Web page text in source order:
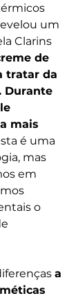
um
Clarins
de
tratar da
Durante
mais
é uma
mas
em
o
a